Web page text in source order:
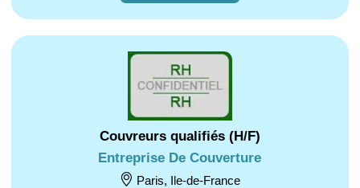
Couvreurs qualifiés (H/F)
Entreprise De Couverture
Paris, Ile-de-France